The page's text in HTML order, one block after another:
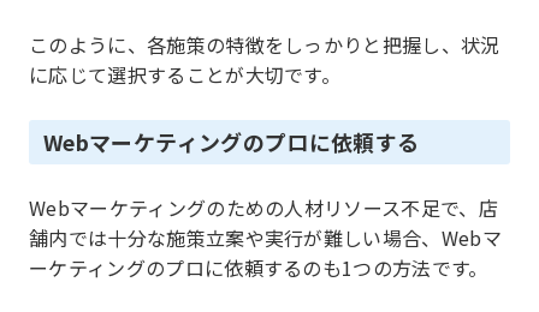
このように、各施策の特徴をしっかりと把握し、状況
に応じて選択することが大切です。
Webマーケティングのプロに依頼する
Webマーケティングのための人材リソース不足で、店
舗内では十分な施策立案や実行が難しい場合、Webマ
ーケティングのプロに依頼するのも1つの方法です。